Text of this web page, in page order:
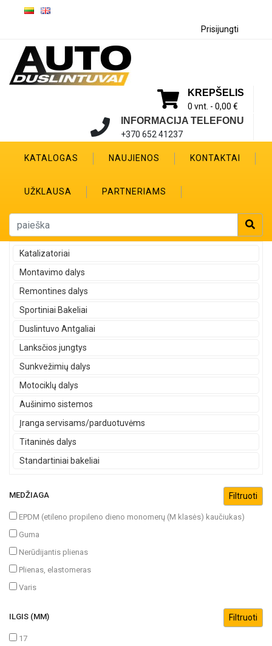
Prisijungti
KREPŠELIS
0 vnt. - 0,00 €
INFORMACIJA TELEFONU
+370 652 41237
KATALOGAS NAUJIENOS KONTAKTAI
UŽKLAUSA PARTNERIAMS
Katalizatoriai
Montavimo dalys
Remontines dalys
Sportiniai Bakeliai
Duslintuvo Antgaliai
Lanksčios jungtys
Sunkvežimių dalys
Motociklų dalys
Aušinimo sistemos
Įranga servisams/parduotuvėms
Titaninės dalys
Standartiniai bakeliai
MEDŽIAGA
EPDM (etileno propileno dieno monomerų (M klasės) kaučiukas)
Guma
Nerūdijantis plienas
Plienas, elastomeras
Varis
ILGIS (MM)
17